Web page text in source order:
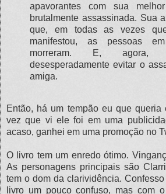
apavorantes com sua
brutalmente assassinada. Sua
que, em todas as vezes
manifestou, as pessoas
morreram. E, agora,
desesperadamente evitar o
amiga.
Então, há um tempão eu que queria
vez que vi ele foi em uma
acaso, ganhei em uma promoção no
O livro tem um enredo ótimo.
As personagens principais são
tem o dom da clarividência.
livro um pouco confuso, mas com